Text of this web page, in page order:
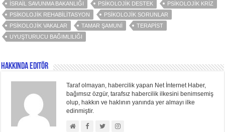
İSRAIL SAVUNMA BAKANLIĞI
PSIKOLOJIK DESTEK
PSIKOLOJIK KRIZ
PSIKOLOJIK REHABILITASYON
PSIKOLOJIK SORUNLAR
PSIKOLOJIK VAKALAR
TAMAR ŞAMUNI
TERAPIST
UYUŞTURUCU BAĞIMLILIĞI
Hakkında Editör
Taraf olmayan, habercilik yapan Net İnternet Haber,
bağımsız özgür, tarafsız habercilik ilkesini benimsemiş
olup, hakkın ve haklının yanında yer almayı ilke
edinmiştir.